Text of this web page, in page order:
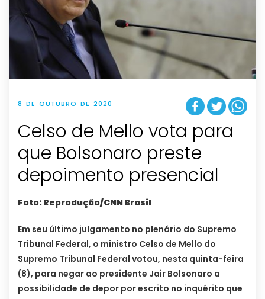
8 DE OUTUBRO DE 2020
Celso de Mello vota para
que Bolsonaro preste
depoimento presencial
Foto: Reprodução/CNN Brasil
Em seu último julgamento no plenário do Supremo
Tribunal Federal, o ministro Celso de Mello do
Supremo Tribunal Federal votou, nesta quinta-feira
(8), para negar ao presidente Jair Bolsonaro a
possibilidade de depor por escrito no inquérito que